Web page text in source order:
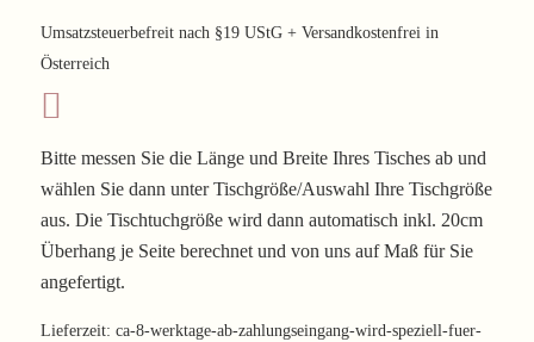
Umsatzsteuerbefreit nach §19 UStG + Versandkostenfrei in
Österreich
Bitte messen Sie die Länge und Breite Ihres Tisches ab und
wählen Sie dann unter Tischgröße/Auswahl Ihre Tischgröße
aus. Die Tischtuchgröße wird dann automatisch inkl. 20cm
Überhang je Seite berechnet und von uns auf Maß für Sie
angefertigt.
Lieferzeit: ca-8-werktage-ab-zahlungseingang-wird-speziell-fuer-